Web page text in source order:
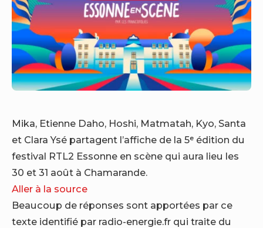
Mika, Etienne Daho, Hoshi, Matmatah, Kyo, Santa
et Clara Ysé partagent l’affiche de la 5ᵉ édition du
festival RTL2 Essonne en scène qui aura lieu les
30 et 31 août à Chamarande.
Aller à la source
Beaucoup de réponses sont apportées par ce
texte identifié par radio-energie.fr qui traite du